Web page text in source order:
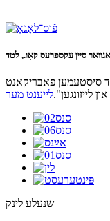
סיסטעמען פאבריקאנט
לייענט מער
שנעלע לינק